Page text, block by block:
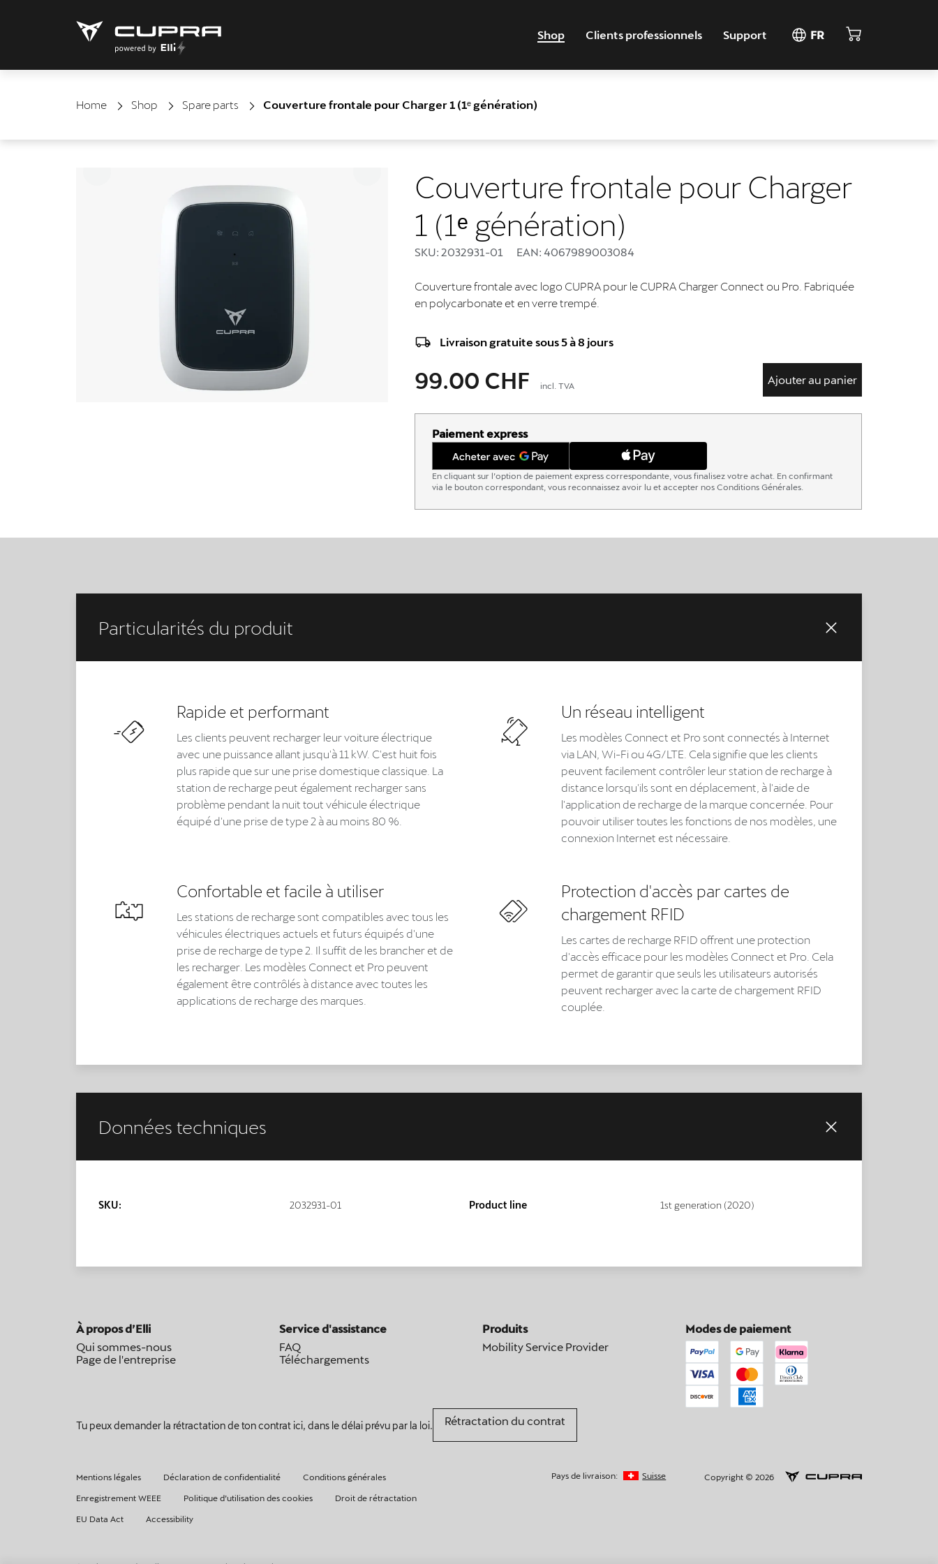
Shop Clients professionnels Support FR
Home Shop Spare parts Couverture frontale pour Charger 1 (1ᵉ génération)
Couverture frontale pour Charger
1 (1ᵉ génération)
SKU: 2032931-01 EAN: 4067989003084
Couverture frontale avec logo CUPRA pour le CUPRA Charger Connect ou Pro. Fabriquée
en polycarbonate et en verre trempé.
Livraison gratuite sous 5 à 8 jours
99.00 CHF incl. TVA Ajouter au panier
Paiement express
En cliquant sur l’option de paiement express correspondante, vous finalisez votre achat. En confirmant
via le bouton correspondant, vous reconnaissez avoir lu et accepter nos Conditions Générales.
Particularités du produit
Rapide et performant
Les clients peuvent recharger leur voiture électrique
avec une puissance allant jusqu'à 11 kW. C'est huit fois
plus rapide que sur une prise domestique classique. La
station de recharge peut également recharger sans
problème pendant la nuit tout véhicule électrique
équipé d'une prise de type 2 à au moins 80 %.
Un réseau intelligent
Les modèles Connect et Pro sont connectés à Internet
via LAN, Wi-Fi ou 4G/LTE. Cela signifie que les clients
peuvent facilement contrôler leur station de recharge à
distance lorsqu'ils sont en déplacement, à l'aide de
l'application de recharge de la marque concernée. Pour
pouvoir utiliser toutes les fonctions de nos modèles, une
connexion Internet est nécessaire.
Confortable et facile à utiliser
Les stations de recharge sont compatibles avec tous les
véhicules électriques actuels et futurs équipés d'une
prise de recharge de type 2. Il suffit de les brancher et de
les recharger. Les modèles Connect et Pro peuvent
également être contrôlés à distance avec toutes les
applications de recharge des marques.
Protection d'accès par cartes de
chargement RFID
Les cartes de recharge RFID offrent une protection
d'accès efficace pour les modèles Connect et Pro. Cela
permet de garantir que seuls les utilisateurs autorisés
peuvent recharger avec la carte de chargement RFID
couplée.
Données techniques
SKU: 2032931-01 Product line 1st generation (2020)
À propos d’Elli
Qui sommes-nous
Page de l'entreprise
Service d'assistance
FAQ
Téléchargements
Produits
Mobility Service Provider
Modes de paiement
Tu peux demander la rétractation de ton contrat ici, dans le délai prévu par la loi. Rétractation du contrat
Mentions légales Déclaration de confidentialité Conditions générales
Enregistrement WEEE Politique d’utilisation des cookies Droit de rétractation
EU Data Act Accessibility
Pays de livraison: Suisse Copyright © 2026